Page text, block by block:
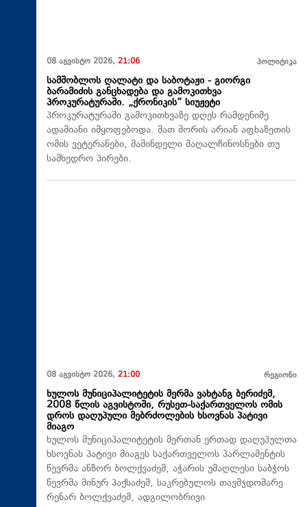
08 აგვისტო 2026, 21:06 პოლიტიკა
სამშობლოს ღალატი და საბოტაჟი - გიორგი
ბარამიძის განცხადება და გამოკითხვა
პროკურატურაში. „ქრონიკის“ სიუჟეტი
პროკურატურაში გამოკითხვაზე დღეს რამდენიმე
ადამიანი იმყოფებოდა. მათ შორის არიან აფხაზეთის
ომის ვეტერანები, მაშინდელი მაღალჩინოსნები თუ
სამხედრო პირები.
08 აგვისტო 2026, 21:00 რეგიონი
ხულოს მუნიციპალიტეტის მერმა ვახტანგ ბერიძემ,
2008 წლის აგვისტოში, რუსეთ-საქართველოს ომის
დროს დაღუპული მებრძოლების ხსოვნას პატივი
მიაგო
ხულოს მუნიციპალიტეტის მერთან ერთად დაღუპულთა
ხსოვნას პატივი მიაგეს საქართველოს პარლამენტის
წევრმა ანზორ ბოლქვაძემ, აჭარის უმაღლესი საბჭოს
წევრმა მინურ პაქსაძემ, საკრებულოს თავმჯდომარე
რენარ ბოლქვაძემ, ადგილობრივი